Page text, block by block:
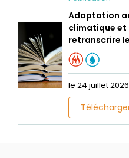
Adaptation
climatique et
retranscrire le
le 24 juillet 2026